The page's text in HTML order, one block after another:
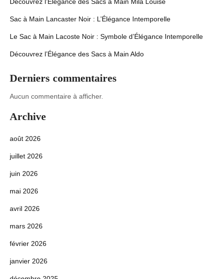
Sac à Main Lancaster Noir : L’Élégance Intemporelle
Le Sac à Main Lacoste Noir : Symbole d’Élégance Intemporelle
Découvrez l’Élégance des Sacs à Main Aldo
Derniers commentaires
Aucun commentaire à afficher.
Archive
août 2026
juillet 2026
juin 2026
mai 2026
avril 2026
mars 2026
février 2026
janvier 2026